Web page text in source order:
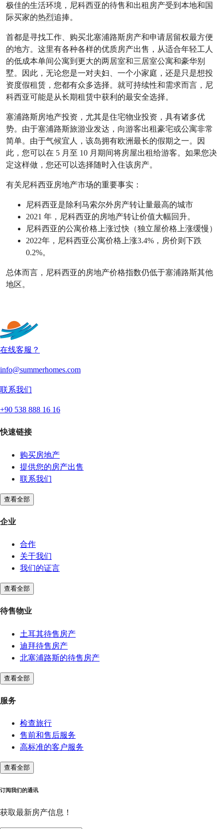
极佳的生活环境，尼科西亚的待售和出租房产受到本地和国
际买家的热烈追捧。
首都是寻找工作、购买北塞浦路斯房产和申请居留权最方便
的地方。这里有各种各样的优质房产出售，从适合年轻工人
的低成本单间公寓到更大的两居室和三居室公寓和豪华别
墅。因此，无论您是一对夫妇、一个小家庭，还是只是想投
资度假租赁，您都有众多选择。就可持续性和需求而言，尼
科西亚可能是从长期租赁中获利的最安全选择。
塞浦路斯房地产投资，尤其是住宅物业投资，具有诸多优
势。由于塞浦路斯旅游业发达，向游客出租豪宅或公寓非常
简单。由于气候宜人，该岛拥有欧洲最长的假期之一。因
此，您可以在 5 月至 10 月期间将房屋出租给游客。如果您决
定这样做，您还可以选择随时入住该房产。
有关尼科西亚房地产市场的重要事实：
尼科西亚是除利马索尔外房产转让量最高的城市
2021 年，尼科西亚的房地产转让价值大幅回升。
尼科西亚的公寓价格上涨过快（独立屋价格上涨缓慢）
2022年，尼科西亚公寓价格上涨3.4%，房价则下跌
0.2%。
总体而言，尼科西亚的房地产价格指数仍低于塞浦路斯其他
地区。
在线客服？
info@summerhomes.com
联系我们
+90 538 888 16 16
快速链接
购买房地产
提供您的房产出售
联系我们
查看全部
企业
合作
关于我们
我们的证言
查看全部
待售物业
土耳其待售房产
迪拜待售房产
北塞浦路斯的待售房产
查看全部
服务
检查旅行
售前和售后服务
高标准的客户服务
查看全部
订阅我们的通讯
获取最新房产信息！